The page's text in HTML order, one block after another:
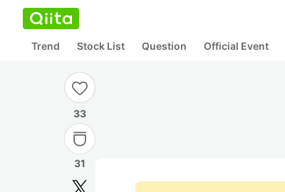
Trend Stock List Question Official Event
33
31